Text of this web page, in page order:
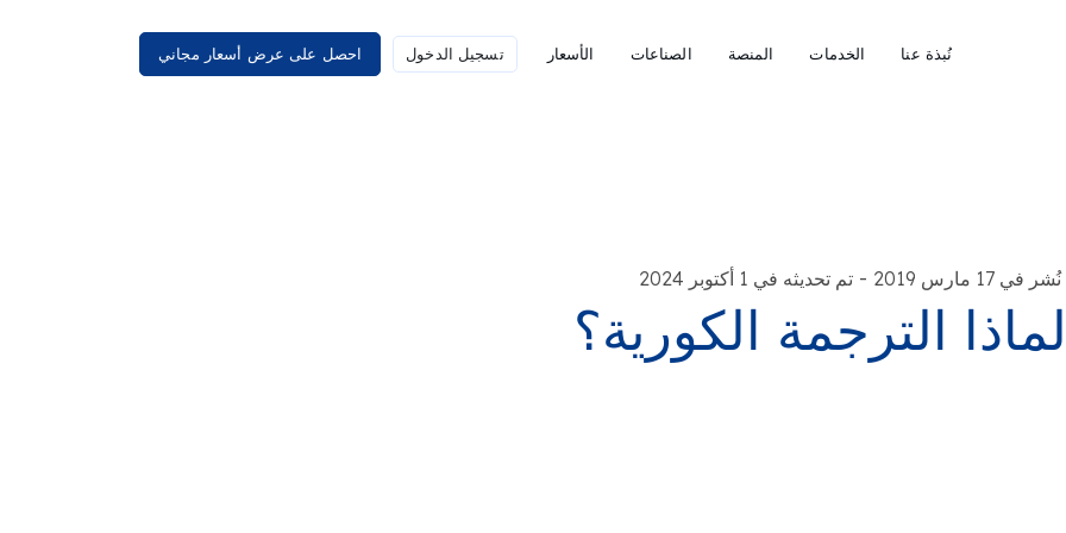
نُبذة عنا الخدمات المنصة الصناعات الأسعار تسجيل الدخول احصل على عرض أسعار مجاني
نُشر في 17 مارس 2019 - تم تحديثه في 1 أكتوبر 2024
لماذا الترجمة الكورية؟